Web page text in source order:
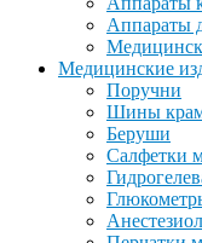
Аппараты
Медицинские
Поручни
Шины
Беруши
Салфетки